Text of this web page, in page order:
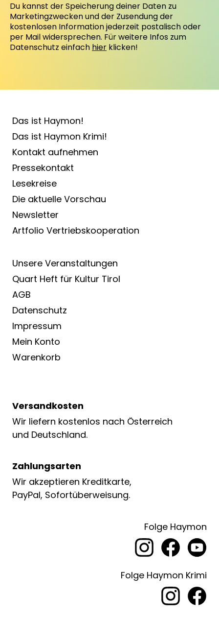
Du kannst der Speicherung deiner Daten zu
Marketingzwecken und der Zusendung der
kostenlosen Information jederzeit postalisch oder
per Mail widersprechen. Für weitere Infos zum
Datenschutz einfach hier klicken!
Das ist Haymon!
Das ist Haymon Krimi!
Kontakt aufnehmen
Pressekontakt
Lesekreise
Die aktuelle Vorschau
Newsletter
Artfolio Vertriebs­kooperation
Unsere Veranstaltungen
Quart Heft für Kultur Tirol
AGB
Datenschutz
Impressum
Mein Konto
Warenkorb
Versandkosten
Wir liefern kostenlos nach Österreich
und Deutschland.
Zahlungsarten
Wir akzeptieren Kreditkarte,
PayPal, Sofortüberweisung.
Folge Haymon
Folge Haymon Krimi